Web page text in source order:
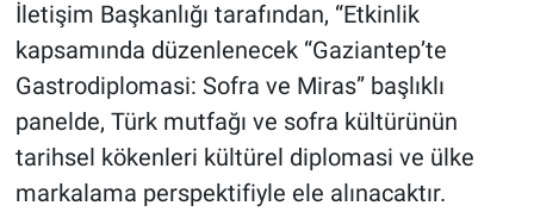
İletişim Başkanlığı tarafından, “Etkinlik
kapsamında düzenlenecek “Gaziantep’te
Gastrodiplomasi: Sofra ve Miras” başlıklı
panelde, Türk mutfağı ve sofra kültürünün
tarihsel kökenleri kültürel diplomasi ve ülke
markalama perspektifiyle ele alınacaktır.